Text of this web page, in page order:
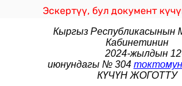
Эскертүү, бул документ